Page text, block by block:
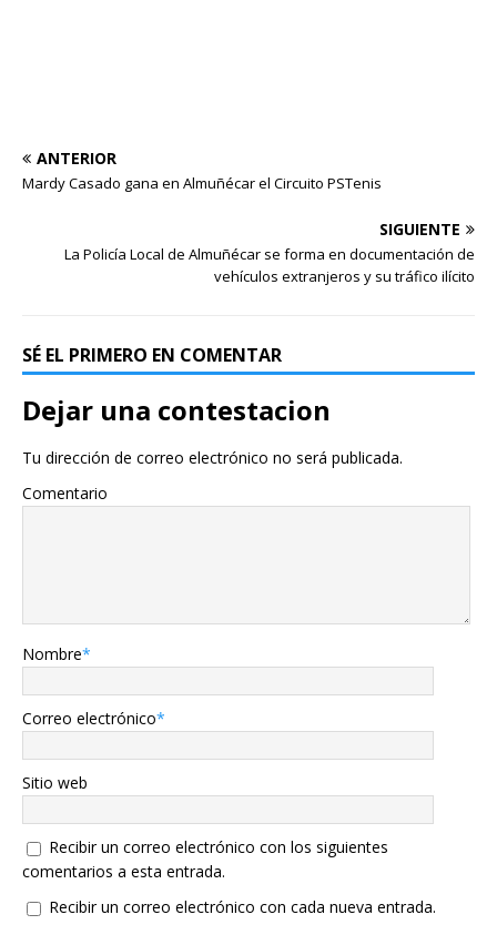
ANTERIOR
Mardy Casado gana en Almuñécar el Circuito PSTenis
SIGUIENTE
La Policía Local de Almuñécar se forma en documentación de
vehículos extranjeros y su tráfico ilícito
SÉ EL PRIMERO EN COMENTAR
Dejar una contestacion
Tu dirección de correo electrónico no será publicada.
Comentario
Nombre*
Correo electrónico*
Sitio web
Recibir un correo electrónico con los siguientes
comentarios a esta entrada.
Recibir un correo electrónico con cada nueva entrada.